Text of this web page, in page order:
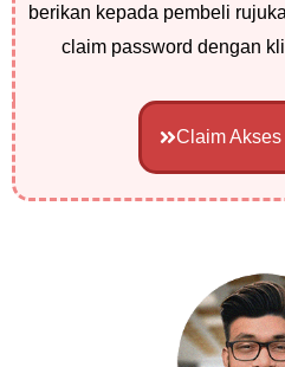
berikan kepada pembeli
claim password dengan
Claim